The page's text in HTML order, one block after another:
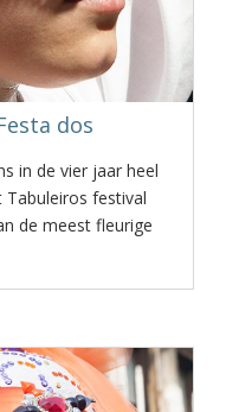
dos
in de vier jaar heel
Tabuleiros festival
de meest fleurige